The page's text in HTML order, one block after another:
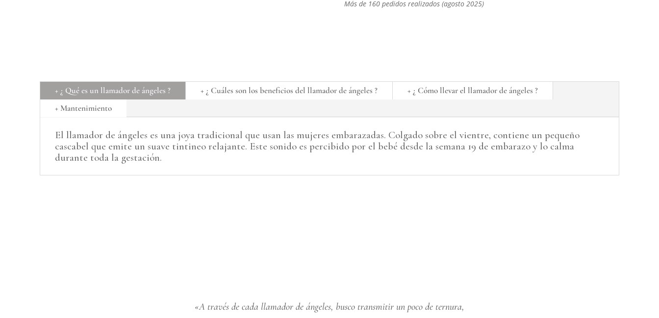
Más de 160 pedidos realizados (agosto 2025)
+ ¿ Qué es un llamador de ángeles ? + ¿ Cuáles son los beneficios del llamador de ángeles ?
+ ¿ Cómo llevar el llamador de ángeles ?
+ Mantenimiento
El llamador de ángeles es una joya tradicional que usan las mujeres embarazadas. Colgado sobre el vientre, contiene un pequeño
cascabel que emite un suave tintineo relajante. Este sonido es percibido por el bebé desde la semana 19 de embarazo y lo calma
durante toda la gestación.
«A través de cada llamador de ángeles, busco transmitir un poco de ternura,